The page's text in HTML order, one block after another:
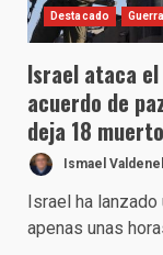
Destacado
Israel ataca
acuerdo de
deja 18
Ismael
Israel ha
apenas unas